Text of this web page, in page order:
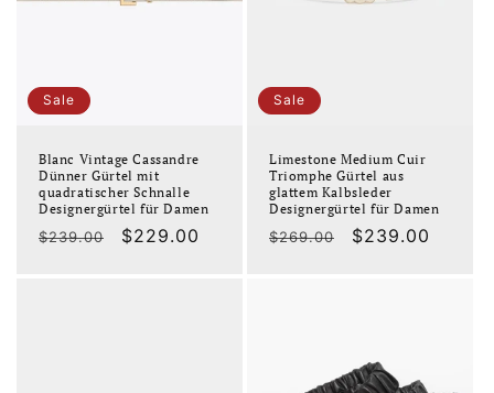
Sale
Blanc Vintage Cassandre
Dünner Gürtel mit
quadratischer Schnalle
Designergürtel für Damen
Normaler
$239.00 Verkaufspreis
$229.00
Sale
Limestone Medium Cuir
Triomphe Gürtel aus
glattem Kalbsleder
Designergürtel für Damen
Normaler
$269.00 Verkaufspreis
$239.00